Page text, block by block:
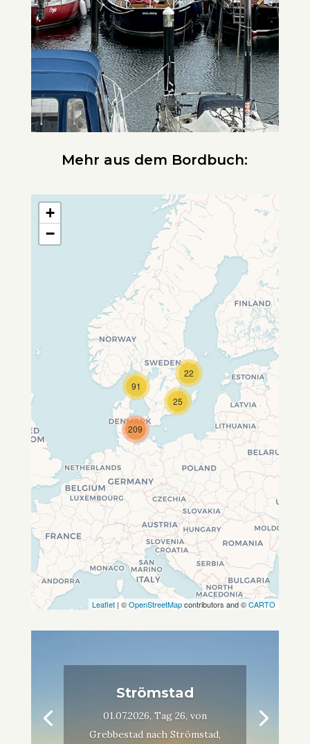
Mehr aus dem Bordbuch:
Travelers' Map wird geladen …
Wenn du dies siehst, nachdem
deine Seite vollständig geladen
wurde, fehlen leafletJS-Dateien.
22
25
209
91
+
−
Leaflet | ©OpenStreetMapcontributors and ©CARTO
Strömstad
01.07.2026, Tag 26, von
Grebbestad nach Strömstad,